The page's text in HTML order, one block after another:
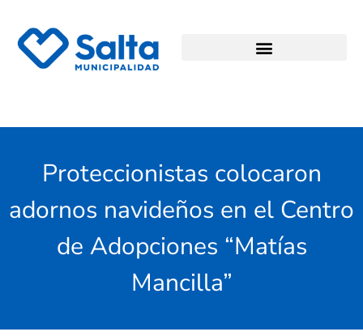
Proteccionistas colocaron
adornos navideños en el Centro
de Adopciones “Matías
Mancilla”